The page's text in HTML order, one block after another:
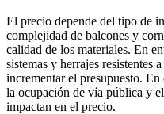
El precio depende del tipo de
complejidad de balcones y
calidad de los materiales. En
sistemas y herrajes resistentes
incrementar el presupuesto. En
la ocupación de vía pública y
impactan en el precio.